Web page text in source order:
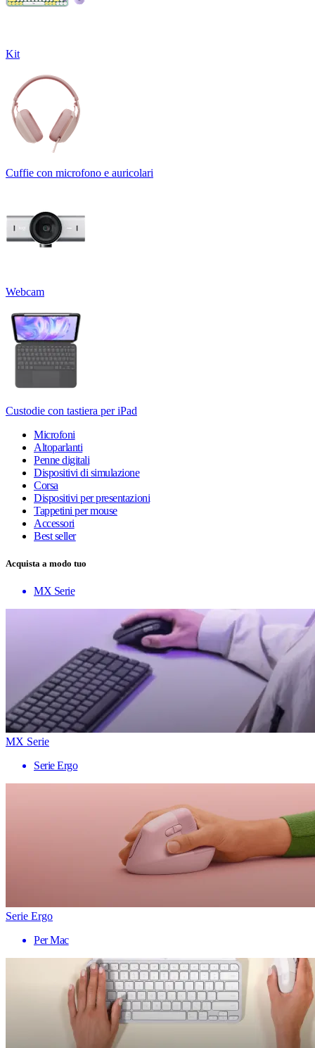
Kit
Cuffie con microfono e auricolari
Webcam
Custodie con tastiera per iPad
Microfoni
Altoparlanti
Penne digitali
Dispositivi di simulazione
Corsa
Dispositivi per presentazioni
Tappetini per mouse
Accessori
Best seller
Acquista a modo tuo
MX Serie
MX Serie
Serie Ergo
Serie Ergo
Per Mac